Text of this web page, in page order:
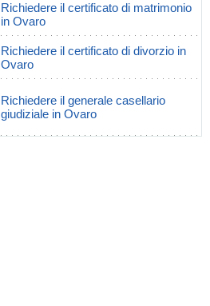
Richiedere il certificato di matrimonio
in Ovaro
Richiedere il certificato di divorzio in
Ovaro
Richiedere il generale casellario
giudiziale in Ovaro